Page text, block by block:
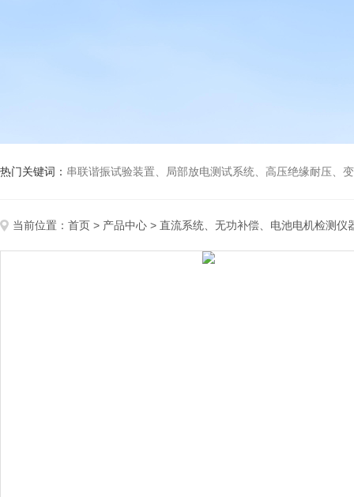
热门关键词： 串联谐振试验装置、局部放电测试系统、高压绝缘耐压、变
当前位置： 首页 > 产品中心 > 直流系统、无功补偿、电池电机检测仪